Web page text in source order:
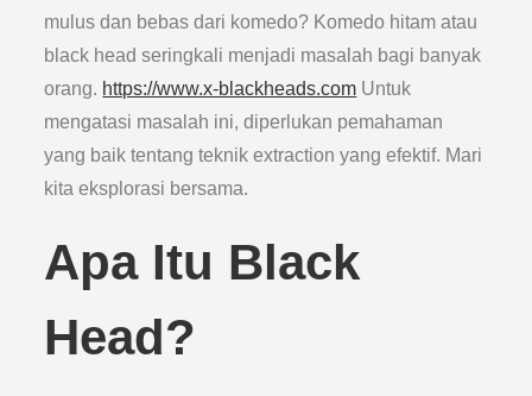
mulus dan bebas dari komedo? Komedo hitam atau
black head seringkali menjadi masalah bagi banyak
orang. https://www.x-blackheads.com Untuk
mengatasi masalah ini, diperlukan pemahaman
yang baik tentang teknik extraction yang efektif. Mari
kita eksplorasi bersama.
Apa Itu Black
Head?